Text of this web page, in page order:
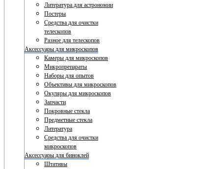
Литература для астрономии
Постеры
Средства для очистки
телескопов
Разное для телескопов
Аксессуары для микроскопов
Камеры для микроскопов
Микропрепараты
Наборы для опытов
Объективы для микроскопов
Окуляры для микроскопов
Запчасти
Покровные стекла
Предметные стекла
Литература
Средства для очистки
микроскопов
Аксессуары для биноклей
Штативы